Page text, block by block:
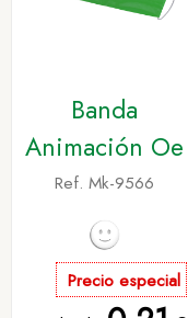
Banda
Animación Oe
Ref. Mk-9566
Precio especial